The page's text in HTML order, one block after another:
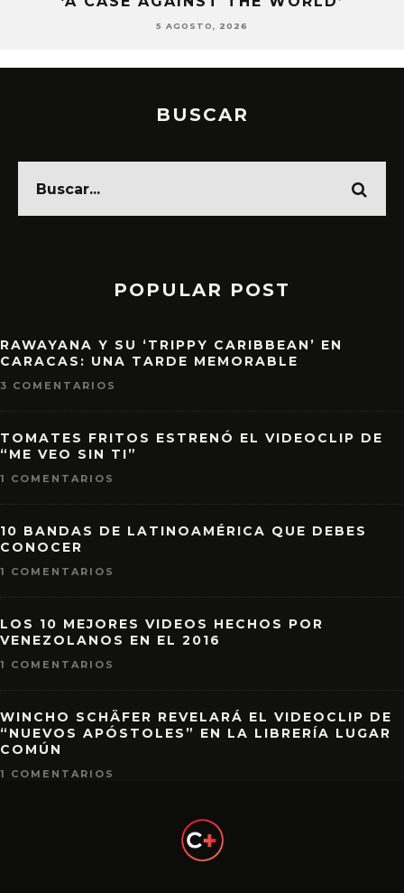
5 AGOSTO, 2026
BUSCAR
POPULAR POST
RAWAYANA Y SU ‘TRIPPY CARIBBEAN’ EN
CARACAS: UNA TARDE MEMORABLE
3 COMENTARIOS
TOMATES FRITOS ESTRENÓ EL VIDEOCLIP DE
“ME VEO SIN TI”
1 COMENTARIOS
10 BANDAS DE LATINOAMÉRICA QUE DEBES
CONOCER
1 COMENTARIOS
LOS 10 MEJORES VIDEOS HECHOS POR
VENEZOLANOS EN EL 2016
1 COMENTARIOS
WINCHO SCHÄFER REVELARÁ EL VIDEOCLIP DE
“NUEVOS APÓSTOLES” EN LA LIBRERÍA LUGAR
COMÚN
1 COMENTARIOS